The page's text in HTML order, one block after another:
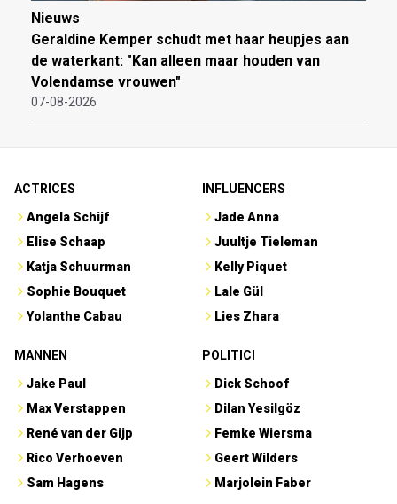
Nieuws
Geraldine Kemper schudt met haar heupjes aan
de waterkant: "Kan alleen maar houden van
Volendamse vrouwen"
07-08-2026
ACTRICES
Angela Schijf
Elise Schaap
Katja Schuurman
Sophie Bouquet
Yolanthe Cabau
INFLUENCERS
Jade Anna
Juultje Tieleman
Kelly Piquet
Lale Gül
Lies Zhara
MANNEN
Jake Paul
Max Verstappen
René van der Gijp
Rico Verhoeven
Sam Hagens
POLITICI
Dick Schoof
Dilan Yesilgöz
Femke Wiersma
Geert Wilders
Marjolein Faber